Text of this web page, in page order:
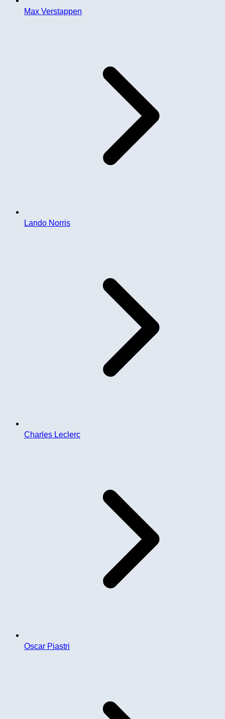
Max Verstappen
Lando Norris
Charles Leclerc
Oscar Piastri